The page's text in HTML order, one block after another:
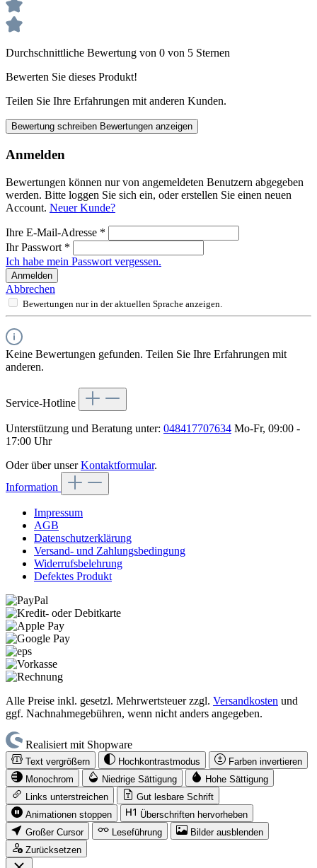
Durchschnittliche Bewertung von 0 von 5 Sternen
Bewerten Sie dieses Produkt!
Teilen Sie Ihre Erfahrungen mit anderen Kunden.
Bewertung schreiben Bewertungen anzeigen
Anmelden
Bewertungen können nur von angemeldeten Benutzern abgegeben
werden. Bitte loggen Sie sich ein, oder erstellen Sie einen neuen
Account. Neuer Kunde?
Ihre E-Mail-Adresse *
Ihr Passwort *
Ich habe mein Passwort vergessen.
Anmelden
Abbrechen
Bewertungen nur in der aktuellen Sprache anzeigen.
Keine Bewertungen gefunden. Teilen Sie Ihre Erfahrungen mit
anderen.
Service-Hotline
Unterstützung und Beratung unter: 048417707634 Mo-Fr, 09:00 -
17:00 Uhr
Oder über unserKontaktformular.
Information
Impressum
AGB
Datenschutzerklärung
Versand- und Zahlungsbedingung
Widerrufsbelehrung
Defektes Produkt
Alle Preise inkl. gesetzl. Mehrwertsteuer zzgl. Versandkosten und
ggf. Nachnahmegebühren, wenn nicht anders angegeben.
Realisiert mit Shopware
Text vergrößern Hochkontrastmodus
Farben invertieren
Monochrom
Niedrige Sättigung
Hohe Sättigung
Links unterstreichen
Gut lesbare Schrift
Animationen stoppen
Überschriften hervorheben
Großer Cursor
Leseführung
Bilder ausblenden
Zurücksetzen